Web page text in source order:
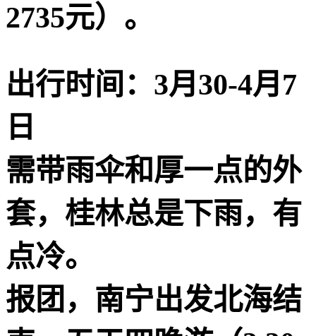
2735元）。
出行时间：3月30-4月7
日
需带雨伞和厚一点的外
套，桂林总是下雨，有
点冷。
报团，南宁出发北海结